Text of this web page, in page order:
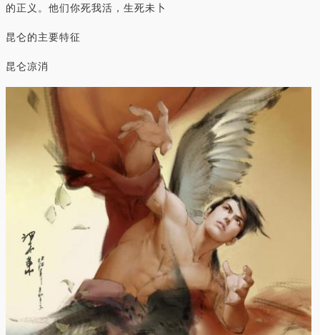
的正义。他们你死我活，生死未卜
昆仑的主要特征
昆仑凉消